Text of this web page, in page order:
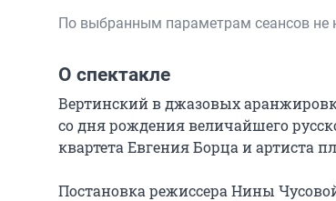
По выбранным параметрам сеансов не
О спектакле
Вертинский в джазовых
со дня рождения величайшего
квартета Евгения Борца и артиста
Постановка режиссера Нины